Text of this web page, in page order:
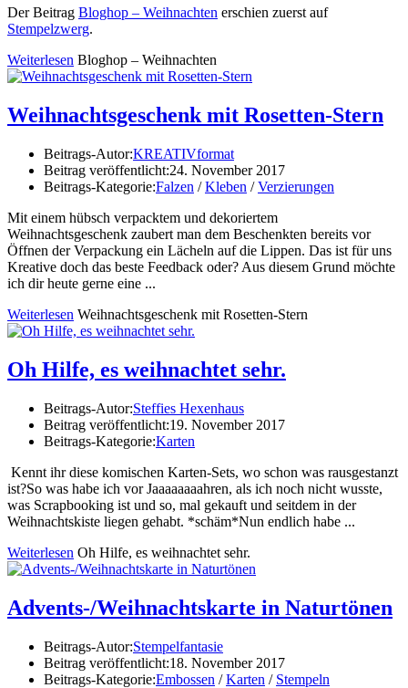
Der Beitrag Bloghop – Weihnachten erschien zuerst auf
Stempelzwerg.
Weiterlesen Bloghop – Weihnachten
Weihnachtsgeschenk mit Rosetten-Stern
Beitrags-Autor:KREATIVformat
Beitrag veröffentlicht:24. November 2017
Beitrags-Kategorie:Falzen / Kleben / Verzierungen
Mit einem hübsch verpacktem und dekoriertem
Weihnachtsgeschenk zaubert man dem Beschenkten bereits vor
Öffnen der Verpackung ein Lächeln auf die Lippen. Das ist für uns
Kreative doch das beste Feedback oder? Aus diesem Grund möchte
ich dir heute gerne eine ...
Weiterlesen Weihnachtsgeschenk mit Rosetten-Stern
Oh Hilfe, es weihnachtet sehr.
Beitrags-Autor:Steffies Hexenhaus
Beitrag veröffentlicht:19. November 2017
Beitrags-Kategorie:Karten
Kennt ihr diese komischen Karten-Sets, wo schon was rausgestanzt
ist?So was habe ich vor Jaaaaaaaahren, als ich noch nicht wusste,
was Scrapbooking ist und so, mal gekauft und seitdem in der
Weihnachtskiste liegen gehabt. *schäm*Nun endlich habe ...
Weiterlesen Oh Hilfe, es weihnachtet sehr.
Advents-/Weihnachtskarte in Naturtönen
Beitrags-Autor:Stempelfantasie
Beitrag veröffentlicht:18. November 2017
Beitrags-Kategorie:Embossen / Karten / Stempeln